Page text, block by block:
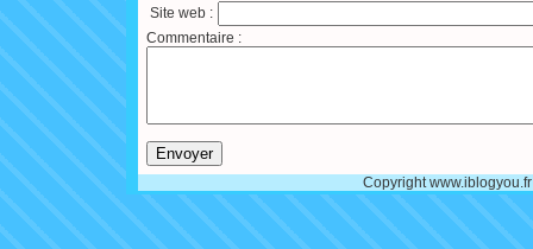
Site web :
Commentaire :
Copyright